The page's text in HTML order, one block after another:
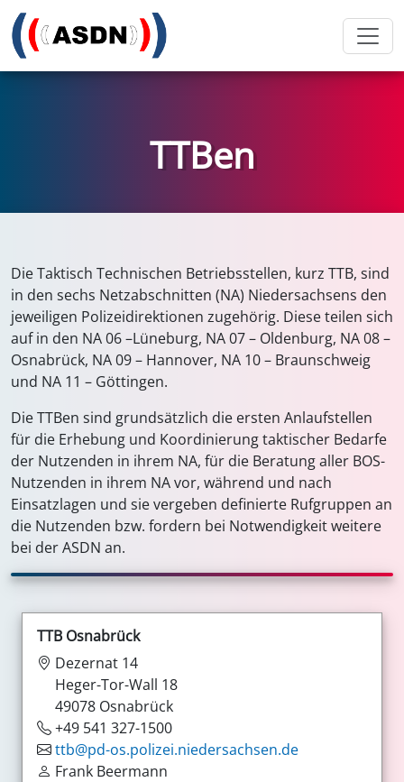
TTBen
Die Taktisch Technischen Betriebsstellen, kurz TTB, sind
in den sechs Netzabschnitten (NA) Niedersachsens den
jeweiligen Polizeidirektionen zugehörig. Diese teilen sich
auf in den NA 06 –Lüneburg, NA 07 – Oldenburg, NA 08 –
Osnabrück, NA 09 – Hannover, NA 10 – Braunschweig
und NA 11 – Göttingen.
Die TTBen sind grundsätzlich die ersten Anlaufstellen
für die Erhebung und Koordinierung taktischer Bedarfe
der Nutzenden in ihrem NA, für die Beratung aller BOS-
Nutzenden in ihrem NA vor, während und nach
Einsatzlagen und sie vergeben definierte Rufgruppen an
die Nutzenden bzw. fordern bei Notwendigkeit weitere
bei der ASDN an.
TTB Osnabrück
Dezernat 14
Heger-Tor-Wall 18
49078 Osnabrück
+49 541 327-1500
ttb@pd-os.polizei.niedersachsen.de
Frank Beermann